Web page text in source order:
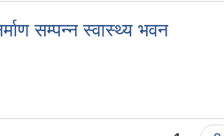
सम्पन्न स्वास्थ्य भवन